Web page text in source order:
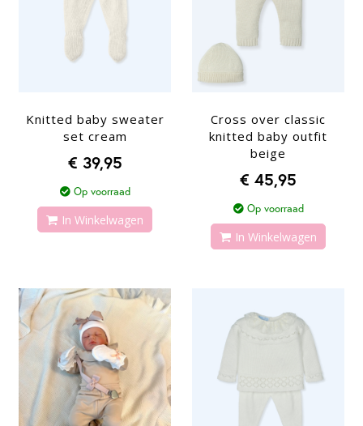
Knitted baby sweater
set cream
€ 39,95
Op voorraad
In Winkelwagen
Cross over classic
knitted baby outfit
beige
€ 45,95
Op voorraad
In Winkelwagen